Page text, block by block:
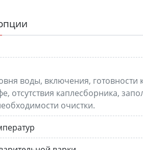
воды, включения, готовности
отсутствия каплесборника,
очистки.